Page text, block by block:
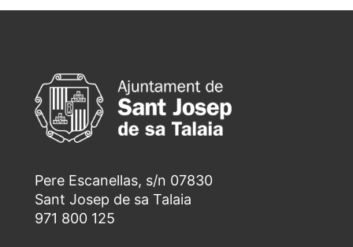
Pere Escanellas, s/n 07830
Sant Josep de sa Talaia
971 800 125